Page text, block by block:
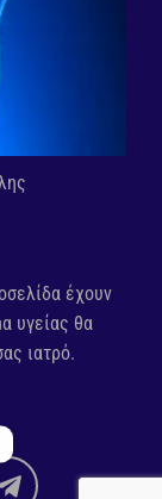
έχουν
υγείας θα
ιατρό.